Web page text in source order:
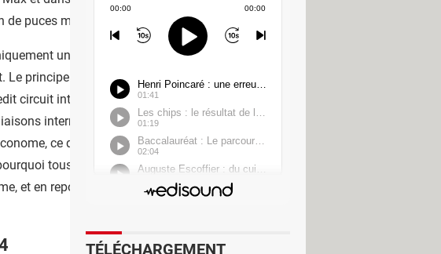
puces maison…
un exploit industriel. Elle a des
principe est simple : plus la gravure est fine,
circuit intègre d'unités de calcul et de mémoire
internes sont courtes, moins il y a de pertes
ce qui a un impact direct sur l'autonomie
tous les concepteurs et fabricants de puces
et en repoussant toujours plus loin les limites de
TÉLÉCHARGEMENT